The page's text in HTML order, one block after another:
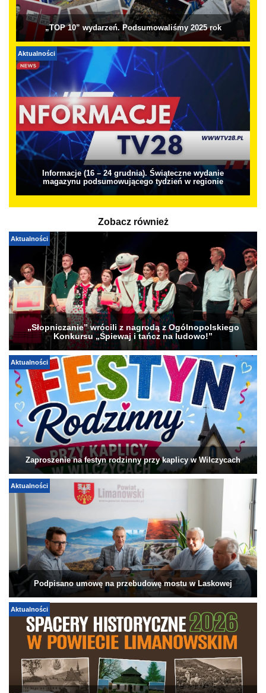
„TOP 10” wydarzeń. Podsumowaliśmy 2025 rok
Aktualności
Informacje (16 – 24 grudnia). Świąteczne wydanie
magazynu podsumowującego tydzień w regionie
Zobacz również
Aktualności
„Słopniczanie” wrócili z nagrodą z Ogólnopolskiego
Konkursu „Śpiewaj i tańcz na ludowo!”
Aktualności
Zaproszenie na festyn rodzinny przy kaplicy w Wilczycach
Aktualności
Podpisano umowę na przebudowę mostu w Laskowej
Aktualności